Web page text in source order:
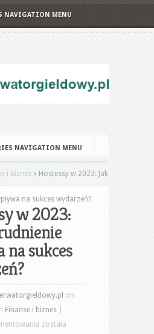
NAVIGATION MENU
NAVIGATION MENU
i biznes » Hostessy w 2023: Jak
na sukces wydarzeń?
w 2023:
na sukces
on
Finanse i biznes
Hostessy
została